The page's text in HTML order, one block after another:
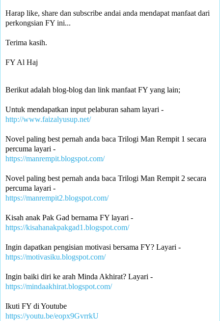
Harap like, share dan subscribe andai anda mendapat manfaat dari
perkongsian FY ini...
Terima kasih.
FY Al Haj
Berikut adalah blog-blog dan link manfaat FY yang lain;
Untuk mendapatkan input pelaburan saham layari -
http://www.faizalyusup.net/
Novel paling best pernah anda baca Trilogi Man Rempit 1 secara
percuma layari -
https://manrempit.blogspot.com/
Novel paling best pernah anda baca Trilogi Man Rempit 2 secara
percuma layari -
https://manrempit2.blogspot.com/
Kisah anak Pak Gad bernama FY layari -
https://kisahanakpakgad1.blogspot.com/
Ingin dapatkan pengisian motivasi bersama FY? Layari -
https://motivasiku.blogspot.com/
Ingin baiki diri ke arah Minda Akhirat? Layari -
https://mindaakhirat.blogspot.com/
Ikuti FY di Youtube
https://youtu.be/eopx9GvrrkU